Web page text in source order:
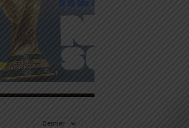
Dernier